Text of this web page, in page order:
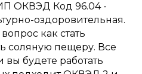
ОКВЭД Код 96.04 -
оздоровительная.
как стать
соляную пещеру. Все
будете работать